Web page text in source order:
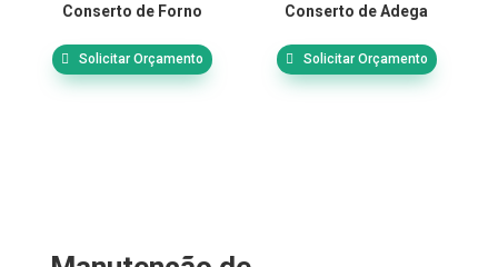
Conserto de Forno
Solicitar Orçamento
Conserto de Adega
Solicitar Orçamento